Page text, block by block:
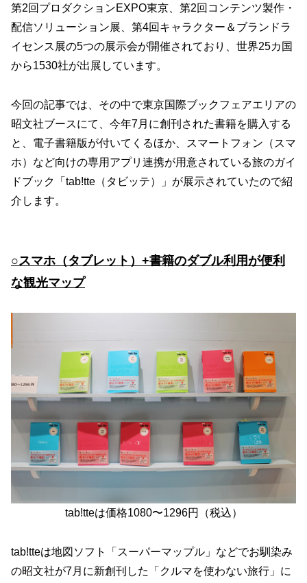
第2回プロダクションEXPO東京、第2回コンテンツ製作・
配信ソリューション展、第4回キャラクター＆ブランドラ
イセンス展の5つの展示会が開催されており、世界25カ国
から1530社が出展しています。
今回の記事では、その中で東京国際ブックフェアエリアの
昭文社ブースにて、今年7月に創刊された書籍を購入する
と、電子書籍版が付いてくるほか、スマートフォン（スマ
ホ）など向けの専用アプリ連携が用意されている旅のガイ
ドブック「tab!tte（タビッテ）」が展示されていたので紹
介します。
○スマホ（タブレット）+書籍のダブル利用が便利
な観光マップ
tab!tteは価格1080〜1296円（税込）
tab!tteは地図ソフト「スーパーマップル」などでお馴染み
の昭文社が7月に新創刊した「クルマを使わない旅行」に